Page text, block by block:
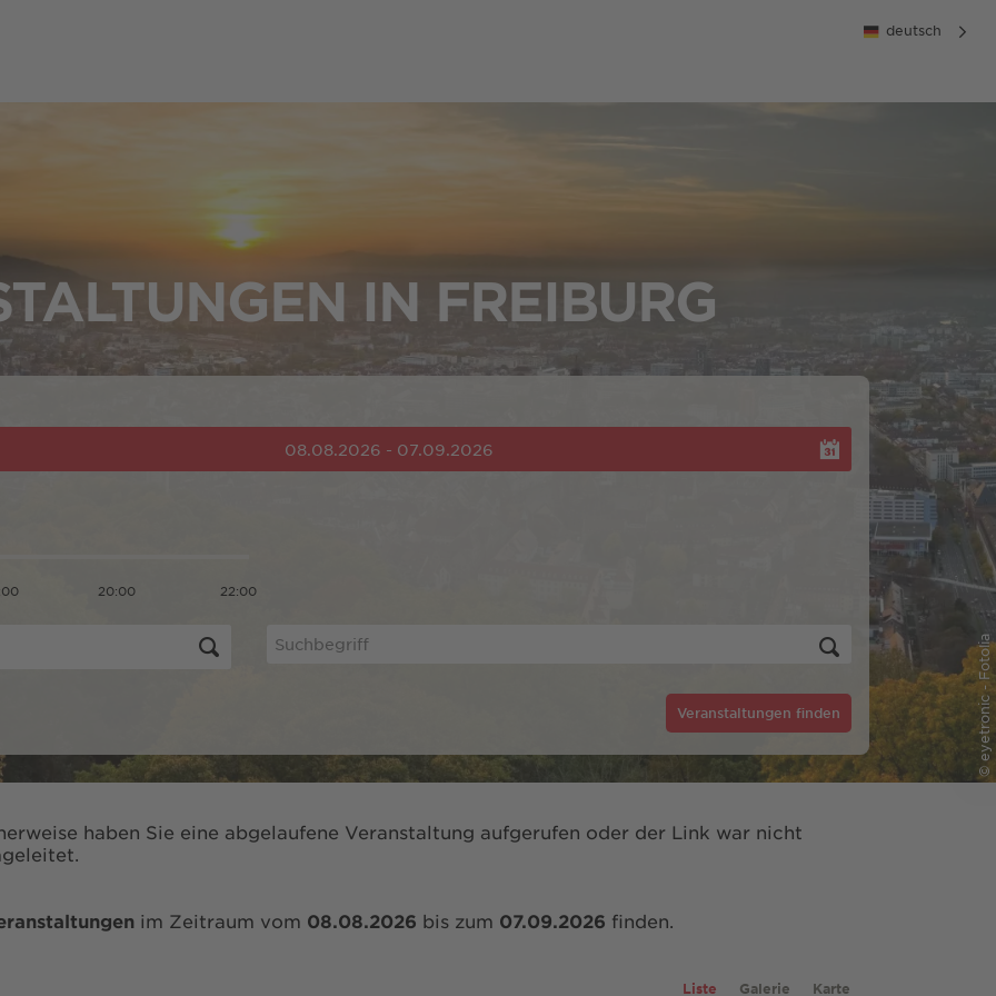
deutsch
© eyetronic - Fotolia
IN FREIBURG
08.08.2026 - 07.09.2026
20:00 22:00
Veranstaltungen finden
haben Sie eine abgelaufene Veranstaltung aufgerufen oder der Link war nicht
im Zeitraum vom 08.08.2026 bis zum 07.09.2026 finden.
Liste Galerie Karte